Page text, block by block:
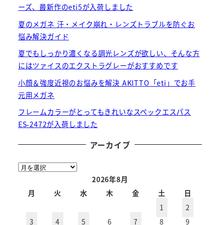
ーズ、最新作のeti5が入荷しました
夏のメガネ 汗・メイク崩れ・レンズトラブルを防ぐお
悩み解決ガイド
夏でもしっかり濃くなる調光レンズが欲しい、そんな方
にはツァイスのエクストラグレーがおすすめです
小顔＆強度近視のお悩みを解決 AKITTO「eti」でお手
元用メガネ
フレームカラーがとってもきれいなスペックエスパス
ES-2472が入荷しました
アーカイブ
ア
2026年8月
月
火 水 木 金 土
日
1
2
3
4 5 6 7 8 9